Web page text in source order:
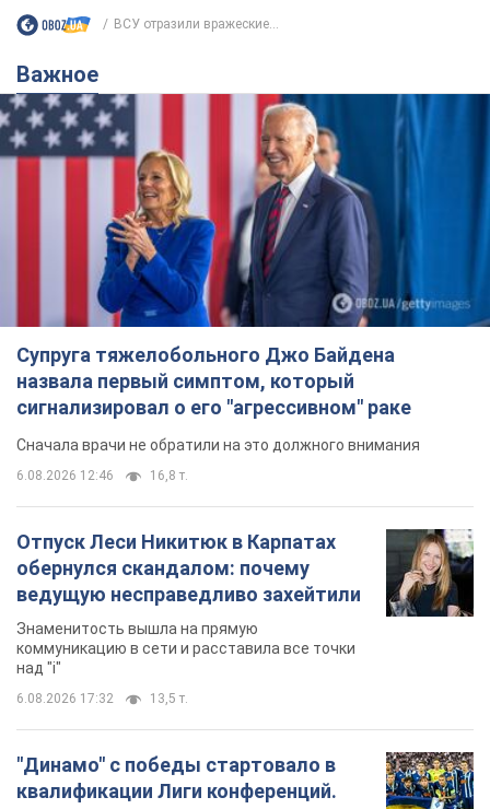
ВСУ отразили вражеские...
Важное
Супруга тяжелобольного Джо Байдена
назвала первый симптом, который
сигнализировал о его "агрессивном" раке
Сначала врачи не обратили на это должного внимания
6.08.2026 12:46 16,8 т.
Отпуск Леси Никитюк в Карпатах
обернулся скандалом: почему
ведущую несправедливо захейтили
Знаменитость вышла на прямую
коммуникацию в сети и расставила все точки
над "i"
6.08.2026 17:32 13,5 т.
"Динамо" с победы стартовало в
квалификации Лиги конференций.